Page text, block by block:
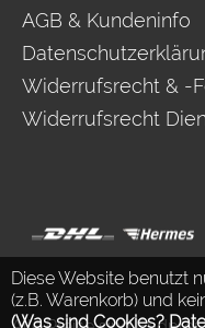
Diese Website benutzt
(z.B. Warenkorb) und
(Was sind Cookies?
AGB & Kundeninfo
Widerrufsrecht & -
Widerrufsrecht